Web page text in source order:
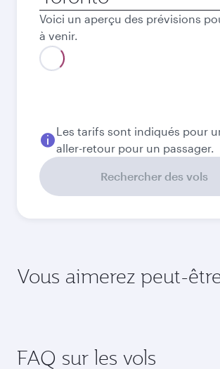
de
départ
Voici un aperçu des prévisions
à venir.
Septembre
CAD2 650,92
Octobre
CAD 2 498,92
Novembre